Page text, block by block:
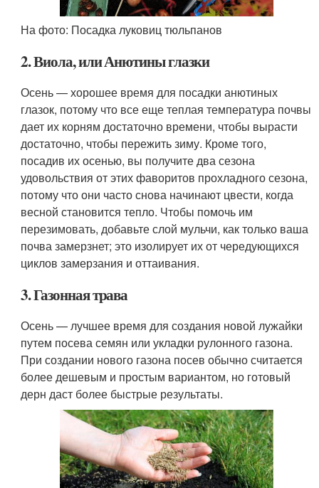
На фото: Посадка луковиц тюльпанов
2. Виола, или Анютины глазки
Осень — хорошее время для посадки анютиных
глазок, потому что все еще теплая температура почвы
дает их корням достаточно времени, чтобы вырасти
достаточно, чтобы пережить зиму. Кроме того,
посадив их осенью, вы получите два сезона
удовольствия от этих фаворитов прохладного сезона,
потому что они часто снова начинают цвести, когда
весной становится тепло. Чтобы помочь им
перезимовать, добавьте слой мульчи, как только ваша
почва замерзнет; это изолирует их от чередующихся
циклов замерзания и оттаивания.
3. Газонная трава
Осень — лучшее время для создания новой лужайки
путем посева семян или укладки рулонного газона.
При создании нового газона посев обычно считается
более дешевым и простым вариантом, но готовый
дерн даст более быстрые результаты.